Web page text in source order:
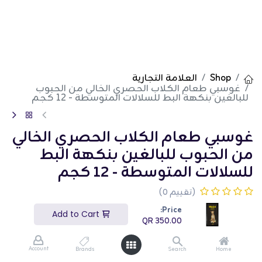
Price:
350.00
Home
Search
Brands
Account
Shop العلامة التجارية
غوسبي طعام الكلاب الحصري الخالي من الحبوب
للبالغين بنكهة البط للسلالات المتوسطة - 12 كجم
غوسبي طعام الكلاب الحصري الخالي
من الحبوب للبالغين بنكهة البط
للسلالات المتوسطة - 12 كجم
(تقييم 0)
غوسبي طعام الكلاب الحصري الخالي من الحبوب للبالغين
بنكهة البط للسلالات المتوسطة هو طعام ممتاز مُصمم
خصيصًا للكلاب البالغة من السلالات المتوسطة. تحتوي
هذه الوصفة الخالية من الحبوب على بروتين البط عالي
الجودة وعناصر غذائية متوازنة لدعم الصحة العامة
والرفاهية. الحقيبة بوزن 12 كجم مثالية للتغذية طويلة